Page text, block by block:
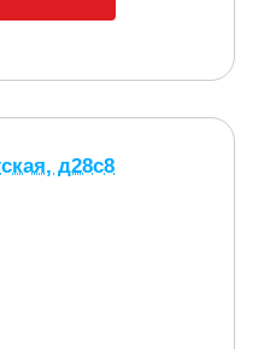
д28с8